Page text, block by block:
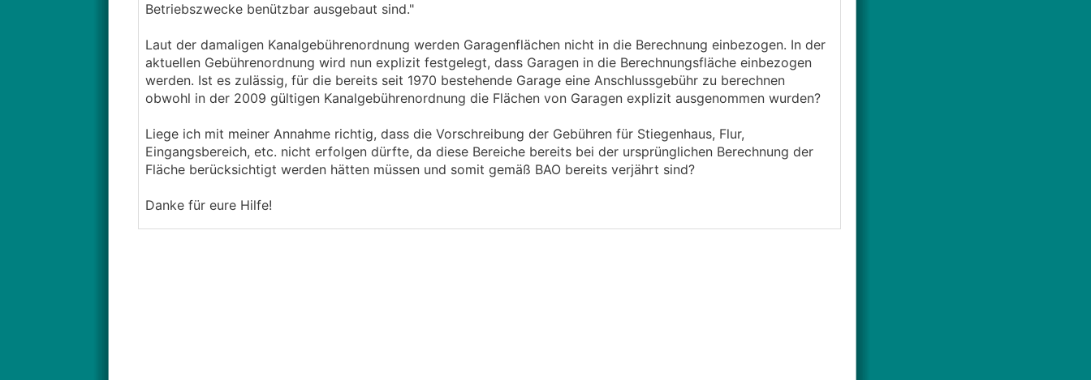
Betriebszwecke benützbar ausgebaut sind."
Laut der damaligen Kanalgebührenordnung werden Garagenflächen nicht in die Berechnung einbezogen. In der
aktuellen Gebührenordnung wird nun explizit festgelegt, dass Garagen in die Berechnungsfläche einbezogen
werden. Ist es zulässig, für die bereits seit 1970 bestehende Garage eine Anschlussgebühr zu berechnen
obwohl in der 2009 gültigen Kanalgebührenordnung die Flächen von Garagen explizit ausgenommen wurden?
Liege ich mit meiner Annahme richtig, dass die Vorschreibung der Gebühren für Stiegenhaus, Flur,
Eingangsbereich, etc. nicht erfolgen dürfte, da diese Bereiche bereits bei der ursprünglichen Berechnung der
Fläche berücksichtigt werden hätten müssen und somit gemäß BAO bereits verjährt sind?
Danke für eure Hilfe!